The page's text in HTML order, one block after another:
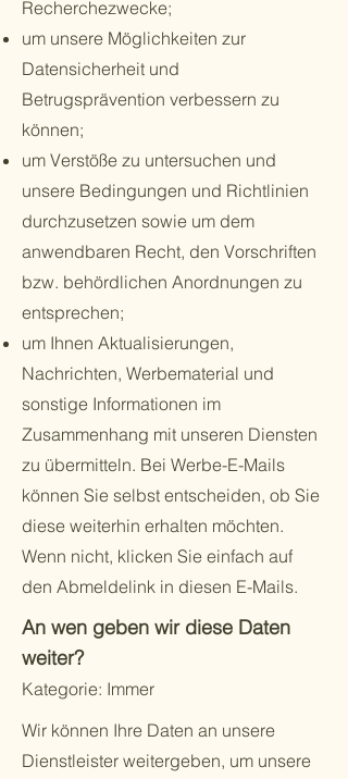
Recherchezwecke;
um unsere Möglichkeiten zur
Datensicherheit und
Betrugsprävention verbessern zu
können;
um Verstöße zu untersuchen und
unsere Bedingungen und Richtlinien
durchzusetzen sowie um dem
anwendbaren Recht, den Vorschriften
bzw. behördlichen Anordnungen zu
entsprechen;
um Ihnen Aktualisierungen,
Nachrichten, Werbematerial und
sonstige Informationen im
Zusammenhang mit unseren Diensten
zu übermitteln. Bei Werbe-E-Mails
können Sie selbst entscheiden, ob Sie
diese weiterhin erhalten möchten.
Wenn nicht, klicken Sie einfach auf
den Abmeldelink in diesen E-Mails.
An wen geben wir diese Daten
weiter?
Kategorie: Immer
Wir können Ihre Daten an unsere
Dienstleister weitergeben, um unsere